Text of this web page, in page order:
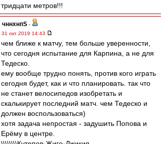
тридцати метров!!!
чннхнпS -
31 окт 2019 14:43
чем ближе к матчу, тем больше уверенности,
что сегодня испытание для Карпина, а не для
Тедеско.
ему вообще трудно понять, против кого играть
сегодня будет, как и что планировать. так что
не станет велосипедов изобретать и
скалькирует последний матч. чем Тедеско и
должен воспользоваться)
хотя задача непростая - задушить Попова и
Ерёму в центре.